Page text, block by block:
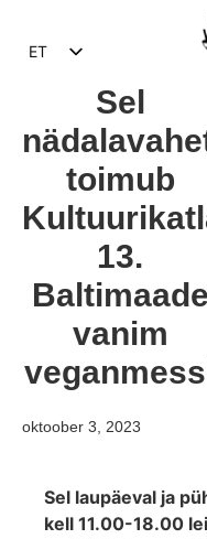
ET
Sel
toimub
13.
Baltimaade
vanim
oktoober 3, 2023
Sel laupäeval ja
kell 11.00-18.00